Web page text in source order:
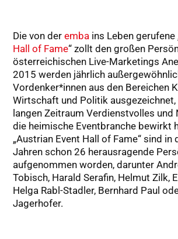
Die von deremba ins Leben gerufene
Hall of Fame“ zollt den großen
österreichischen Live-Marketings
2015 werden jährlich
Vordenker*innen aus den Bereichen
Wirtschaft und Politik ausgezeichnet,
langen Zeitraum Verdienstvolles und
die heimische Eventbranche bewirkt
„Austrian Event Hall of Fame“ sind in
Jahren schon 26 herausragende
aufgenommen worden, darunter
Tobisch, Harald Serafin, Helmut Zilk,
Helga Rabl-Stadler, Bernhard Paul
Jagerhofer.